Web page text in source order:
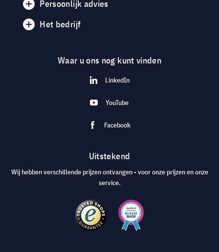
Persoonlijk advies
Het bedrijf
Waar u ons nog kunt vinden
LinkedIn
YouTube
Facebook
Uitstekend
Wij hebben verschillende prijzen ontvangen - voor onze prijzen en onze
service.